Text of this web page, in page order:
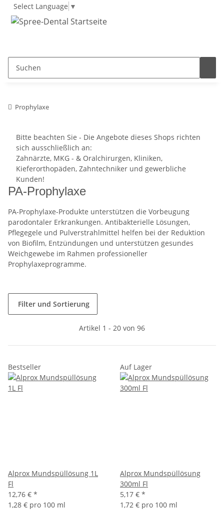
Select Language ▼
Prophylaxe
Bitte beachten Sie - Die Angebote dieses Shops richten
sich ausschließlich an:
Zahnärzte, MKG - & Oralchirurgen, Kliniken,
Kieferorthopäden, Zahntechniker und gewerbliche
Kunden!
PA-Prophylaxe
PA-Prophylaxe-Produkte unterstützen die Vorbeugung
parodontaler Erkrankungen. Antibakterielle Lösungen,
Pflegegele und Pulverstrahlmittel helfen bei der Reduktion
von Biofilm, Entzündungen und unterstützen gesundes
Weichgewebe im Rahmen professioneller
Prophylaxeprogramme.
Filter und Sortierung
Artikel 1 - 20 von 96
Bestseller
Alprox Mundspüllösung 1L
Fl
12,76 € *
1,28 € pro 100 ml
Auf Lager
Alprox Mundspüllösung
300ml Fl
5,17 € *
1,72 € pro 100 ml